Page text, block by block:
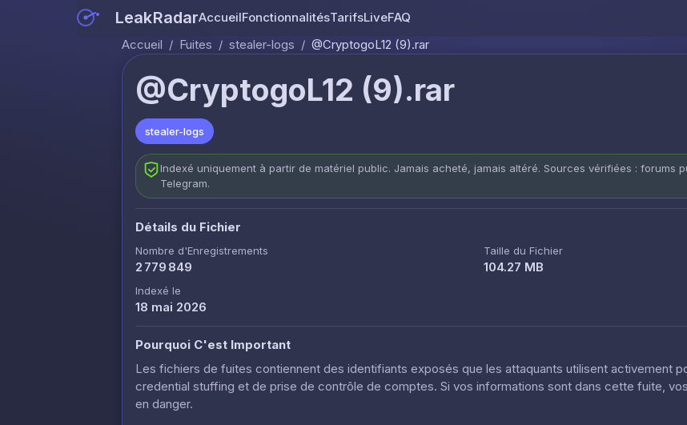
LeakRadarAccueilFonctionnalitésTarifsLiveFAQ
Accueil / Fuites / stealer-logs / @CryptogoL12 (9).rar
@CryptogoL12 (9).rar
stealer-logs
Indexé uniquement à partir de matériel public. Jamais acheté, jamais altéré. Sources vérifiées : forums
Telegram.
Détails du Fichier
Nombre d'Enregistrements
2 779 849
Taille du Fichier
104.27 MB
Indexé le
18 mai 2026
Pourquoi C'est Important
Les fichiers de fuites contiennent des identifiants exposés que les attaquants utilisent activement
credential stuffing et de prise de contrôle de comptes. Si vos informations sont dans cette fuite,
en danger.